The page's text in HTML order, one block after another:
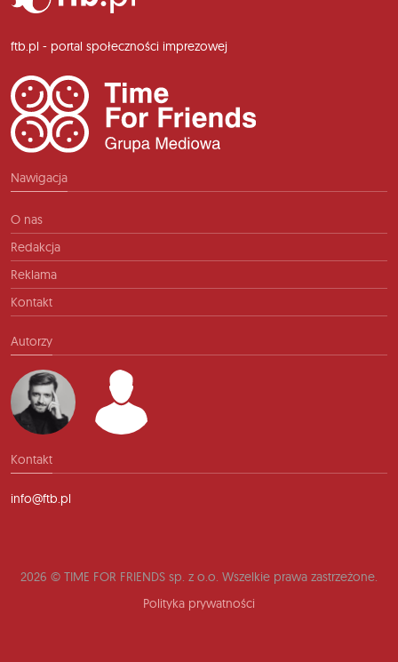
ftb.pl - portal społeczności imprezowej
Nawigacja
O nas
Redakcja
Reklama
Kontakt
Autorzy
Kontakt
info@ftb.pl
2026 © TIME FOR FRIENDS sp. z o.o. Wszelkie prawa zastrzeżone.
Polityka prywatności